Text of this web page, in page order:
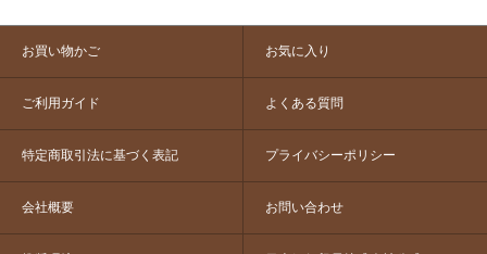
お買い物かご お気に入り
ご利用ガイド よくある質問
特定商取引法に基づく表記 プライバシーポリシー
会社概要 お問い合わせ